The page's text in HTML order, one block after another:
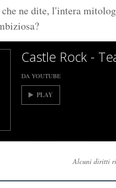
ne dite, l'intera
Castle Rock -
DA YOUTUBE
PLAY
Alcuni diritti